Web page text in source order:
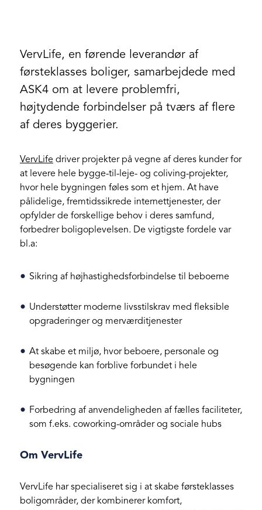
VervLife, en førende leverandør af
førsteklasses boliger, samarbejdede med
ASK4 om at levere problemfri,
højtydende forbindelser på tværs af flere
af deres byggerier.
VervLife driver projekter på vegne af deres kunder for
at levere hele bygge-til-leje- og coliving-projekter,
hvor hele bygningen føles som et hjem. At have
pålidelige, fremtidssikrede internettjenester, der
opfylder de forskellige behov i deres samfund,
forbedrer boligoplevelsen. De vigtigste fordele var
bl.a:
Sikring af højhastighedsforbindelse til beboerne
Understøtter moderne livsstilskrav med fleksible
opgraderinger og merværditjenester
At skabe et miljø, hvor beboere, personale og
besøgende kan forblive forbundet i hele
bygningen
Forbedring af anvendeligheden af fælles faciliteter,
som f.eks. coworking-områder og sociale hubs
Om VervLife
VervLife har specialiseret sig i at skabe førsteklasses
boligområder, der kombinerer komfort,